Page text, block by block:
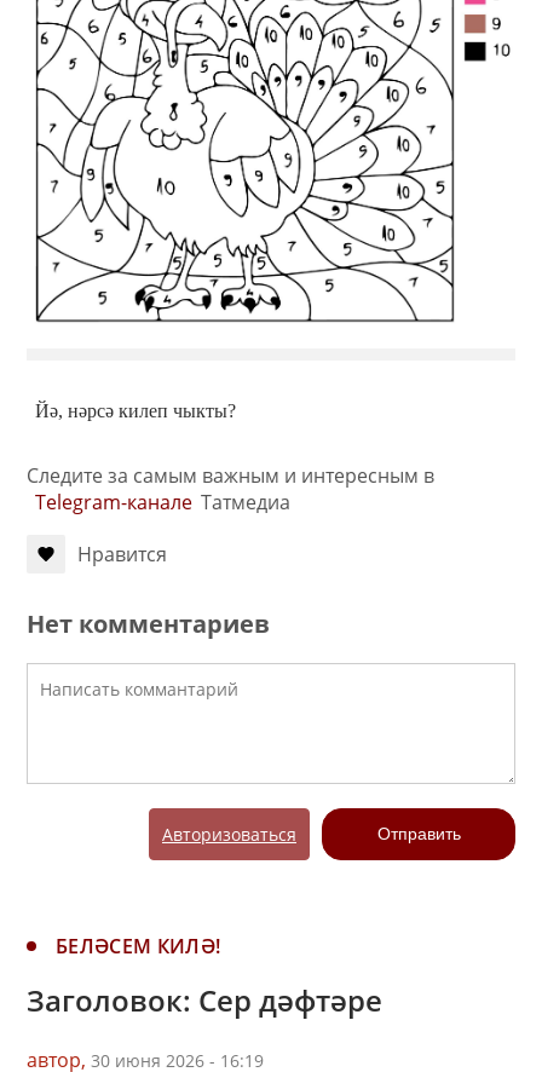
Йә, нәрсә килеп чыкты?
Следите за самым важным и интересным в
Telegram-канале Татмедиа
Нравится
Нет комментариев
Авторизоваться Отправить
БЕЛӘСЕМ КИЛӘ!
Заголовок: Сер дәфтәре
автор, 30 июня 2026 - 16:19